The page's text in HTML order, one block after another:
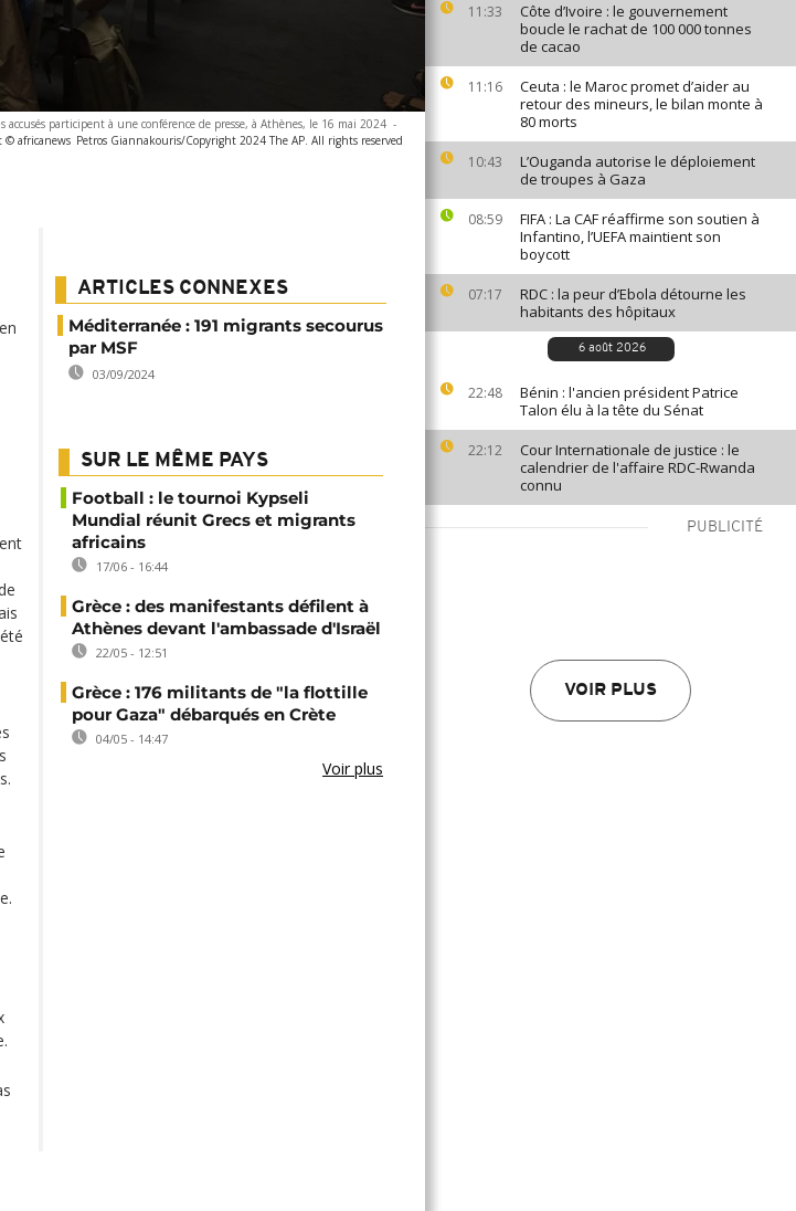
11:33
Côte d’Ivoire : le gouvernement
boucle le rachat de 100 000 tonnes
de cacao
11:16
Ceuta : le Maroc promet d’aider au
retour des mineurs, le bilan monte à
80 morts
10:43
L’Ouganda autorise le déploiement
de troupes à Gaza
08:59
FIFA : La CAF réaffirme son soutien à
Infantino, l’UEFA maintient son
boycott
07:17
RDC : la peur d’Ebola détourne les
habitants des hôpitaux
6 août 2026
22:48
Bénin : l'ancien président Patrice
Talon élu à la tête du Sénat
22:12
Cour Internationale de justice : le
calendrier de l'affaire RDC-Rwanda
connu
PUBLICITÉ
VOIR PLUS
participent à une conférence de presse, à Athènes, le 16 mai 2024 -
© africanews Petros Giannakouris/Copyright 2024 The AP. All rights reserved
ARTICLES CONNEXES
Méditerranée : 191 migrants secourus
par MSF
03/09/2024
SUR LE MÊME PAYS
Football : le tournoi Kypseli
Mundial réunit Grecs et migrants
africains
17/06 - 16:44
Grèce : des manifestants défilent à
Athènes devant l'ambassade d'Israël
22/05 - 12:51
Grèce : 176 militants de "la flottille
pour Gaza" débarqués en Crète
04/05 - 14:47
Voir plus